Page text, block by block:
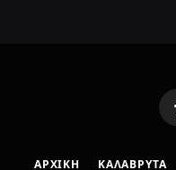
ΑΡΧΙΚΉ ΚΑΛΆΒΡΥΤΑ